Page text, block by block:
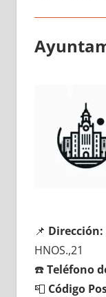
📌 Dirección:
HNOS.,21
☎️Teléfono
📮 Código